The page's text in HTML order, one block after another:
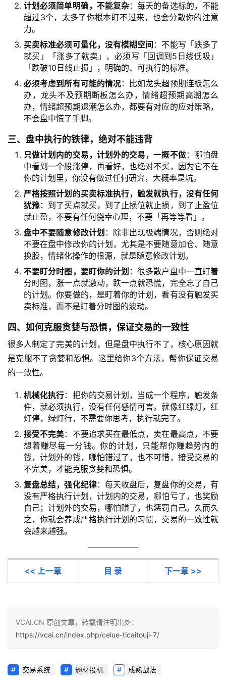
计划必须简单明确，不能复杂：每天的备选标的，不能
超过3个，太多了你根本盯不过来，也会分散你的注意
力。
买卖标准必须可量化，没有模糊空间 ：不能写「跌多了
就买」「涨多了就卖」，必须写「回调到5日线低吸」
「跌破10日线止损」，明确的、可执行的标准。
必须考虑到所有可能的情况：比如龙头超预期连板怎么
办，龙头不及预期断板怎么办，情绪超预期高潮怎么
办，情绪超预期退潮怎么办，都要有对应的应对策略，
不会盘中慌了手脚。
三、盘中执行的铁律，绝对不能违背
只做计划内的交易，计划外的交易，一概不做：哪怕盘
中看到一个股涨停，再看好，也绝对不买，因为它不在
你的计划里，你没有做过任何研究，大概率是坑。
严格按照计划的买卖标准执行，触发就执行，没有任何
犹豫：到了买点就买，到了止损位就止损，到了止盈位
就止盈，不要有任何侥幸心理，不要「再等等看」。
盘中不要随意修改计划 ：除非出现极端情况，否则绝对
不要在盘中修改你的计划，尤其是不要随意加仓、随意
换股，情绪化操作的根源，就是随意修改计划。
不要盯分时图，要盯你的计划 ：很多散户盘中一直盯着
分时图，涨一点就激动，跌一点就恐慌，完全忘了自己
的计划。你要做的，是盯着你的计划，看有没有触发买
卖标准，而不是盯着分时图的波动。
四、如何克服贪婪与恐惧，保证交易的一致性
很多人制定了完美的计划，但是盘中执行不了，核心原因就
是克服不了贪婪和恐惧。这里给你3个方法，帮你保证交易
的一致性。
机械化执行：把你的交易计划，当成一个程序，触发条
件，就必须执行，没有任何感情可言。就像红绿灯，红
灯停，绿灯行，不需要你思考，执行就完了。
接受不完美：不要追求买在最低点，卖在最高点，不要
想着赚尽每一分钱。你的计划，只能帮你赚趋势内的
钱，计划外的钱，哪怕错过了，也不可惜，接受交易的
不完美，才能克服贪婪和恐惧。
复盘总结，强化纪律：每天收盘后，复盘你的交易，有
没有严格执行计划，计划内的交易，哪怕亏了，也奖励
自己；计划外的交易，哪怕赚了，也惩罚自己。久而久
之，你就会养成严格执行计划的习惯，交易的一致性就
会越来越强。
<< 上一章 目 录 下一章 >>
VCAI.CN 原创文章，转载请注明出处：
https://vcai.cn/index.php/celue-ticaitouji-7/
交易系统 题材投机 成熟战法